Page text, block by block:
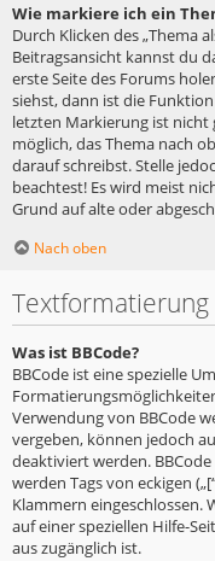
Wie markiere ich ein
Durch Klicken des „Thema
Beitragsansicht kannst du
erste Seite des Forums
siehst, dann ist die
letzten Markierung ist nicht
möglich, das Thema nach
darauf schreibst. Stelle
beachtest! Es wird meist
Grund auf alte oder
Nach oben
Was ist BBCode?
BBCode ist eine spezielle
Verwendung von BBCode
vergeben, können jedoch
deaktiviert werden.
werden Tags von eckigen
Klammern eingeschlossen.
auf einer speziellen Hilfe-
aus zugänglich ist.